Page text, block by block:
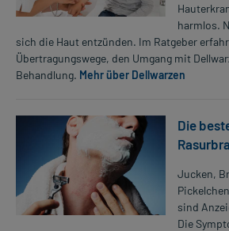
harmlos.
sich die Haut entzünden. Im Ratgeber
Übertragungswege, den Umgang mit
Behandlung. Mehr über Dellwarzen
Die
Jucken,
sind
Die